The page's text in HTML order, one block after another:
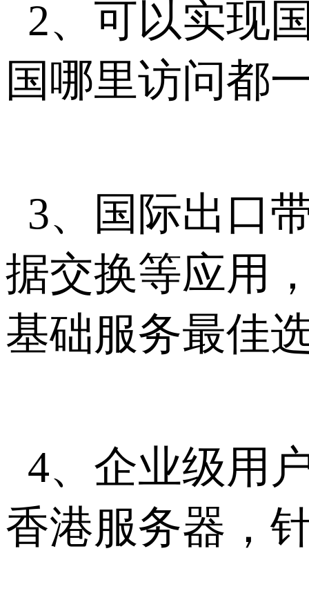
2、可以实现
国哪里访问都
3、国际出口
据交换等应用
基础服务最佳
4、企业级用
香港服务器，